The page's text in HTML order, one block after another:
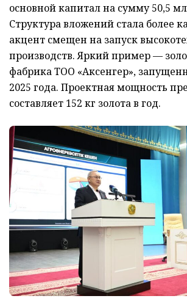
основной капитал на сумму 50,5
Структура вложений стала более
акцент смещен на запуск
производств. Яркий пример —
фабрика ТОО «Аксенгер»,
2025 года. Проектная мощность
составляет 152 кг золота в год.